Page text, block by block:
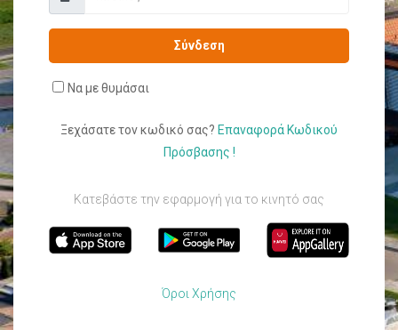
Σύνδεση
Να με θυμάσαι
Ξεχάσατε τον κωδικό σας? Επαναφορά Κωδικού
Πρόσβασης !
Κατεβάστε την εφαρμογή για το κινητό σας
Όροι Χρήσης